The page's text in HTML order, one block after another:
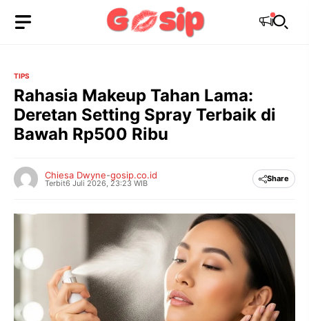
TIPS
Rahasia Makeup Tahan Lama:
Deretan Setting Spray Terbaik di
Bawah Rp500 Ribu
Chiesa Dwyne-gosip.co.id
Terbit6 Juli 2026, 23:23 WIB Share